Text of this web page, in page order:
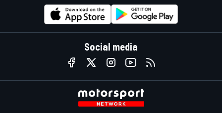
Social media